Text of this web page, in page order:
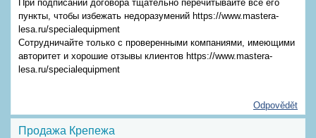
При подписании договора тщательно перечитывайте все его
пункты, чтобы избежать недоразумений https://www.mastera-
lesa.ru/specialequipment
Сотрудничайте только с проверенными компаниями, имеющими
авторитет и хорошие отзывы клиентов https://www.mastera-
lesa.ru/specialequipment
Odpovědět
Продажа Крепежа